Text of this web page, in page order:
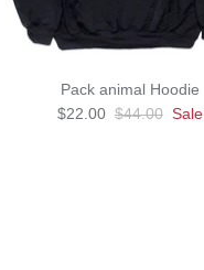
Pack animal Hoodie
$22.00 $44.00 Sale